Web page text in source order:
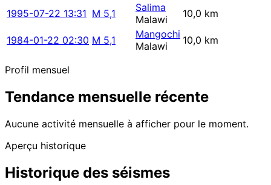
1995-07-22 13:31 M 5,1
Salima
Malawi
10,0 km
1984-01-22 02:30 M 5,1
Mangochi
Malawi
10,0 km
Profil mensuel
Tendance mensuelle récente
Aucune activité mensuelle à afficher pour le moment.
Aperçu historique
Historique des séismes